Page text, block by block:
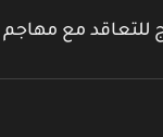
للتعاقد مع مهاجم